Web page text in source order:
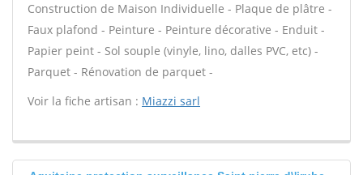
Construction de Maison Individuelle - Plaque de plâtre -
Faux plafond - Peinture - Peinture décorative - Enduit -
Papier peint - Sol souple (vinyle, lino, dalles PVC, etc) -
Parquet - Rénovation de parquet -
Voir la fiche artisan : Miazzi sarl